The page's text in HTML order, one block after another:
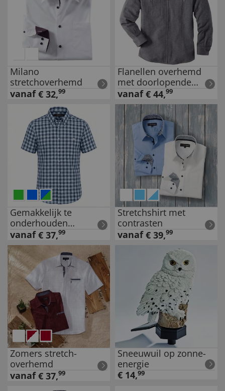
Milano
stretchoverhemd
vanaf € 32,99
Flanellen overhemd
met doorlopende
ritssluiting
vanaf € 44,99
Gemakkelijk te
onderhouden
stretchhemd
vanaf € 37,99
Stretchshirt met
contrasten
vanaf € 39,99
Zomers stretch-
overhemd
vanaf € 37,99
Sneeuwuil op zonne-
energie
€ 14,99